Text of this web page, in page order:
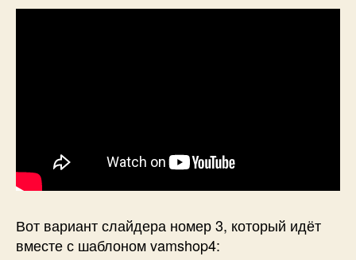
Вот вариант слайдера номер 3, который идёт
вместе с шаблоном vamshop4: